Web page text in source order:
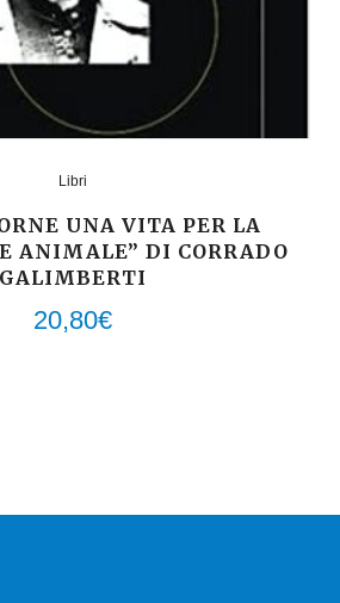
Libri
UNA VITA PER LA
ANIMALE” DI CORRADO
GALIMBERTI
20,80€